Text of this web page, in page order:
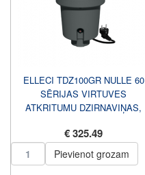
ELLECI TDZ100GR NULLE 60
SĒRIJAS VIRTUVES
ATKRITUMU DZIRNAVIŅAS,
€ 325.49
Pievienot grozam